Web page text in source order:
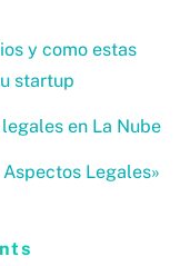
y como estas
startup
en La Nube
Legales»